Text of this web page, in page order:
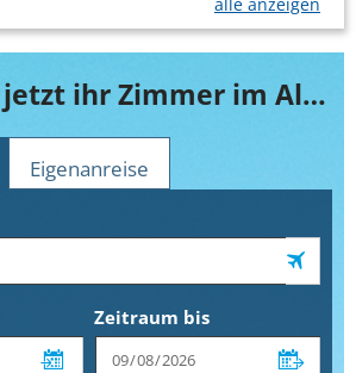
Buchen Sie jetzt ihr Zimmer im Alva Donna Beach Resort
Eigenanreise
Zeitraum bis